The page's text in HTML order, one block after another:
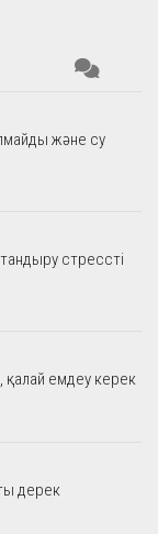
және су
стрессті
қалай емдеу керек
дерек